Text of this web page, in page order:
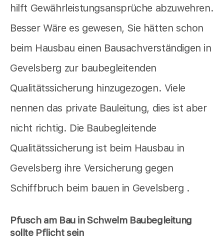
hilft Gewährleistungsansprüche abzuwehren.
Besser Wäre es gewesen, Sie hätten schon
beim Hausbau einen Bausachverständigen in
Gevelsberg zur baubegleitenden
Qualitätssicherung hinzugezogen. Viele
nennen das private Bauleitung, dies ist aber
nicht richtig. Die Baubegleitende
Qualitätssicherung ist beim Hausbau in
Gevelsberg ihre Versicherung gegen
Schiffbruch beim bauen in Gevelsberg .
Pfusch am Bau in Schwelm Baubegleitung
sollte Pflicht sein